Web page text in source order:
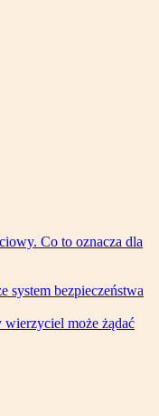
Co to oznacza dla
system bezpieczeństwa
wierzyciel może żądać